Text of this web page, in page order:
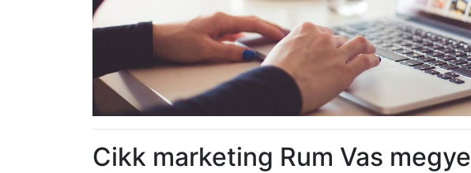
Cikk marketing Rum Vas megye